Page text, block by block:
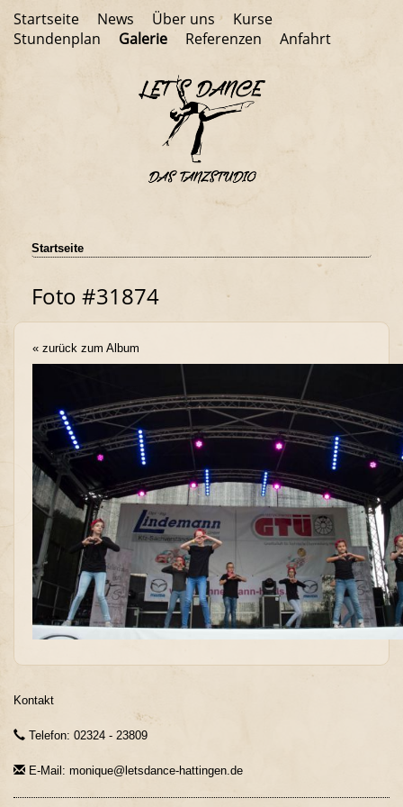
Startseite News Über uns
Kurse
Stundenplan
Galerie Referenzen Anfahrt
Startseite
Foto #31874
« zurück zum Album
Kontakt
Telefon: 02324 - 23809
E-Mail: monique@letsdance-hattingen.de